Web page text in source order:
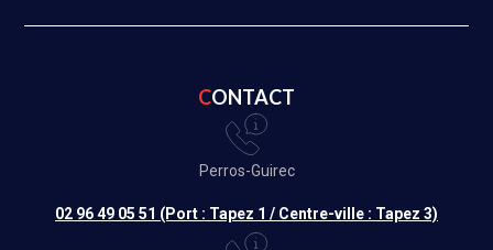
CONTACT
Perros-Guirec
02 96 49 05 51 (Port : Tapez 1 / Centre-ville : Tapez 3)